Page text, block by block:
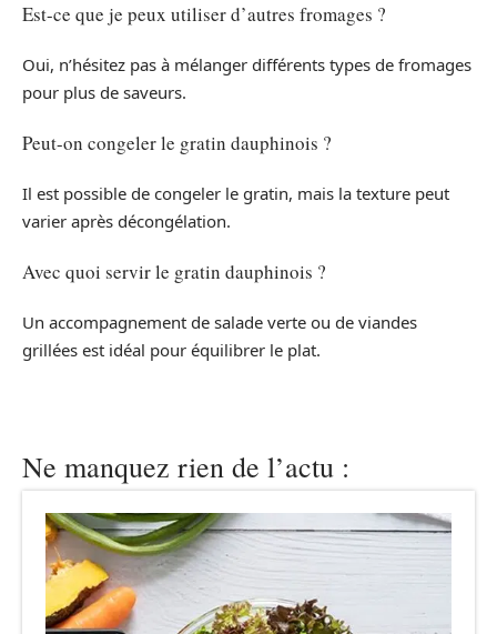
Est-ce que je peux utiliser d’autres fromages ?
Oui, n’hésitez pas à mélanger différents types de fromages
pour plus de saveurs.
Peut-on congeler le gratin dauphinois ?
Il est possible de congeler le gratin, mais la texture peut
varier après décongélation.
Avec quoi servir le gratin dauphinois ?
Un accompagnement de salade verte ou de viandes
grillées est idéal pour équilibrer le plat.
Ne manquez rien de l’actu :